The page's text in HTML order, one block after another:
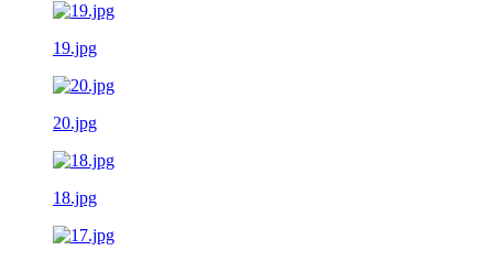
19.jpg
20.jpg
18.jpg